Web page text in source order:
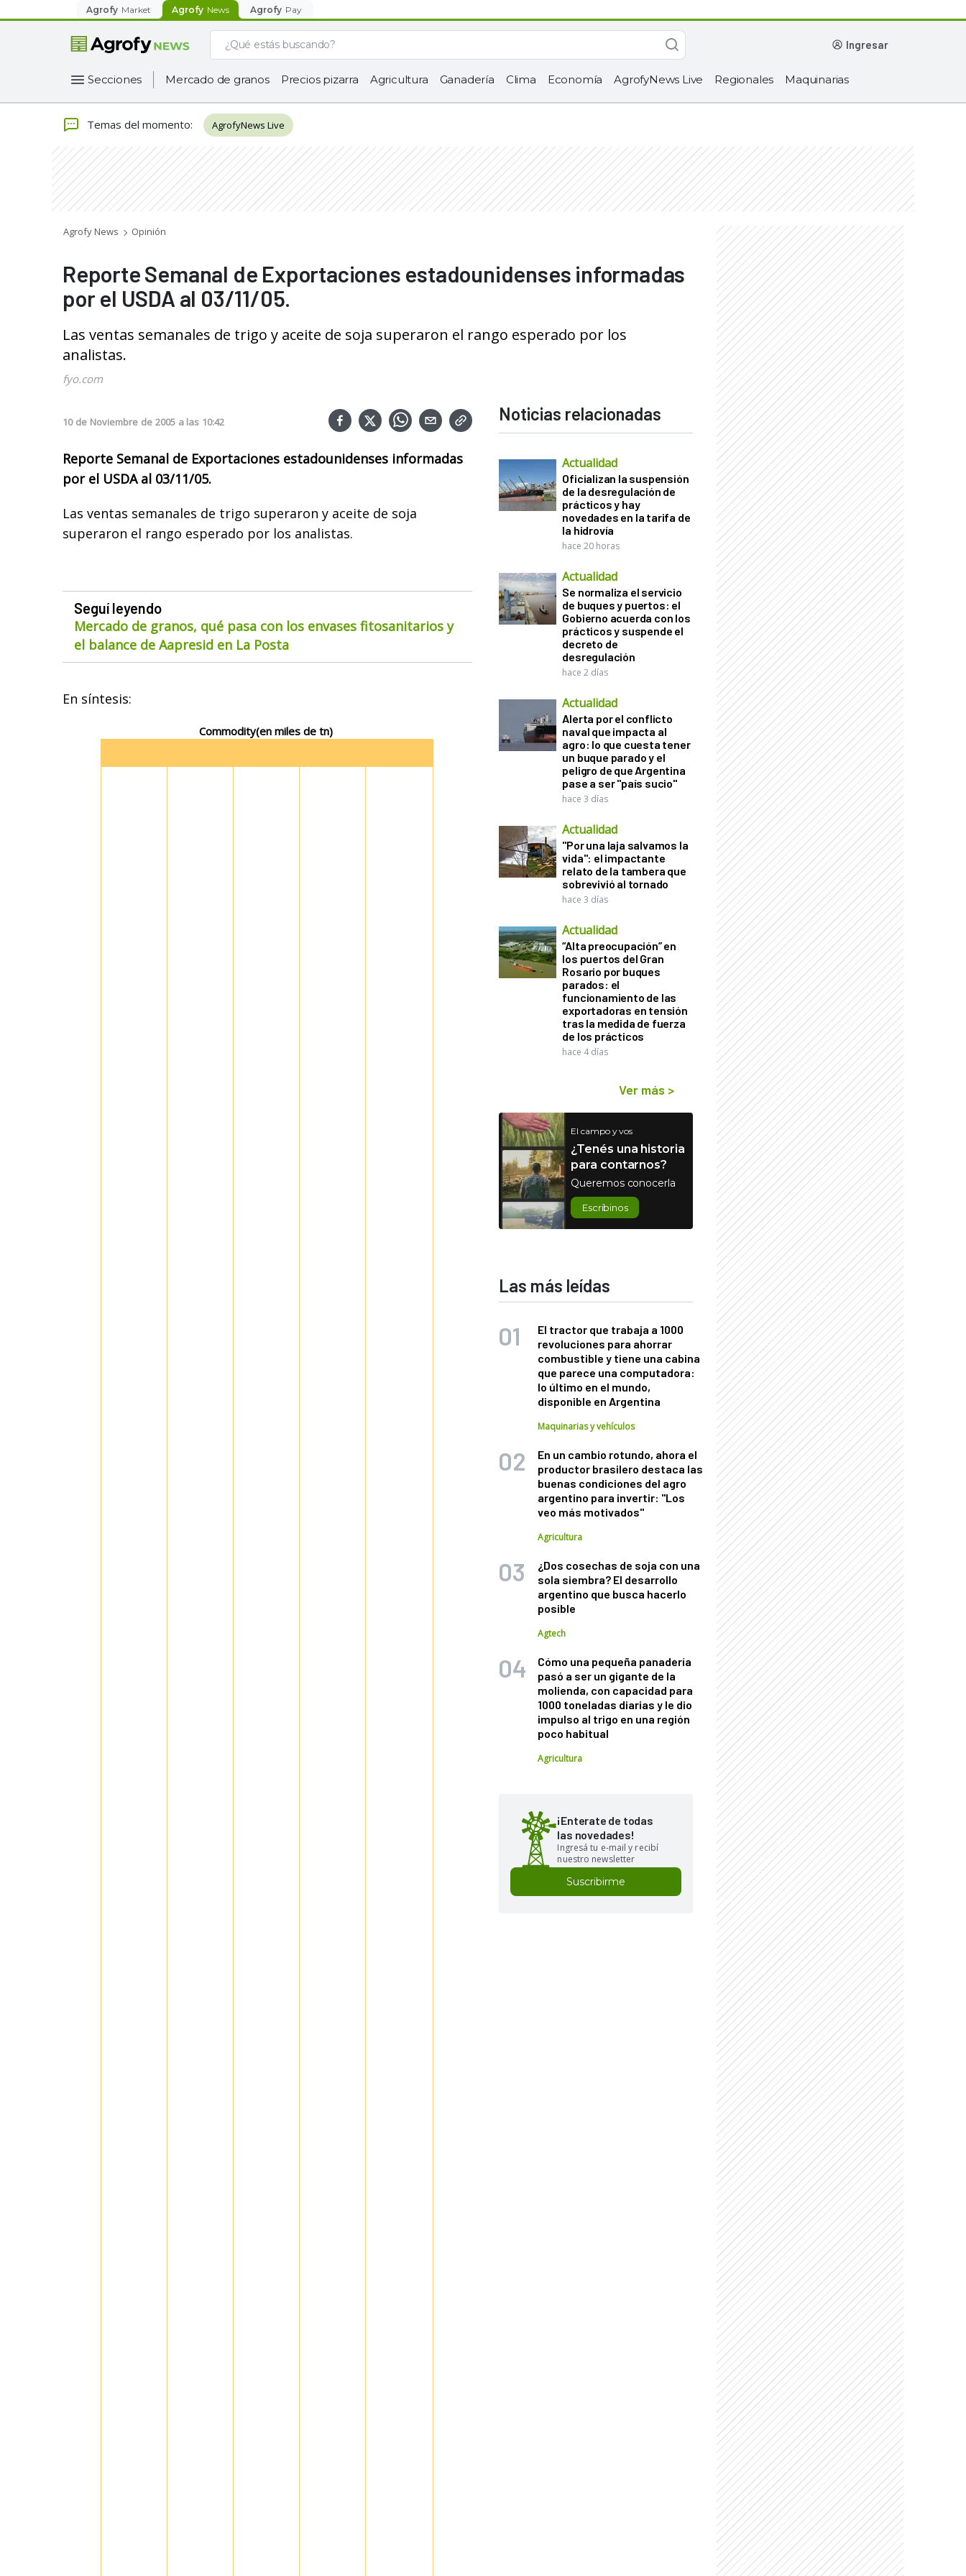
Agrofy Market Agrofy News Agrofy Pay
ingresar
Secciones Mercado de granos Precios pizarra Agricultura Ganadería Clima Economía AgrofyNews Live Regionales Maquinarias
Temas del momento: AgrofyNews Live
Agrofy News Opinión
Reporte Semanal de Exportaciones estadounidenses informadas
por el USDA al 03/11/05.
Las ventas semanales de trigo y aceite de soja superaron el rango esperado por los
analistas.
fyo.com
10 de Noviembre de 2005 a las 10:42
Reporte Semanal de Exportaciones estadounidenses informadas
por el USDA al 03/11/05.
Las ventas semanales de trigo superaron y aceite de soja
superaron el rango esperado por los analistas.
Seguí leyendo
Mercado de granos, qué pasa con los envases fitosanitarios y
el balance de Aapresid en La Posta
En síntesis:
Commodity(en miles de tn)
Noticias relacionadas
Actualidad
Oficializan la suspensión
de la desregulación de
prácticos y hay
novedades en la tarifa de
la hidrovía
hace 20 horas
Actualidad
Se normaliza el servicio
de buques y puertos: el
Gobierno acuerda con los
prácticos y suspende el
decreto de
desregulación
hace 2 días
Actualidad
Alerta por el conflicto
naval que impacta al
agro: lo que cuesta tener
un buque parado y el
peligro de que Argentina
pase a ser "país sucio"
hace 3 días
Actualidad
"Por una laja salvamos la
vida": el impactante
relato de la tambera que
sobrevivió al tornado
hace 3 días
Actualidad
“Alta preocupación” en
los puertos del Gran
Rosario por buques
parados: el
funcionamiento de las
exportadoras en tensión
tras la medida de fuerza
de los prácticos
hace 4 días
Ver más >
El campo y vos
¿Tenés una historia
para contarnos?
Queremos conocerla
Escribinos
Las más leídas
El tractor que trabaja a 1000
revoluciones para ahorrar
combustible y tiene una cabina
que parece una computadora:
lo último en el mundo,
disponible en Argentina
Maquinarias y vehículos
En un cambio rotundo, ahora el
productor brasilero destaca las
buenas condiciones del agro
argentino para invertir: "Los
veo más motivados"
Agricultura
¿Dos cosechas de soja con una
sola siembra? El desarrollo
argentino que busca hacerlo
posible
Agtech
Cómo una pequeña panadería
pasó a ser un gigante de la
molienda, con capacidad para
1000 toneladas diarias y le dio
impulso al trigo en una región
poco habitual
Agricultura
¡Enterate de todas
las novedades!
Ingresá tu e-mail y recibí
nuestro newsletter
Suscribirme